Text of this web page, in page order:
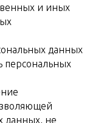
и иных
данных
персональных
данных, не